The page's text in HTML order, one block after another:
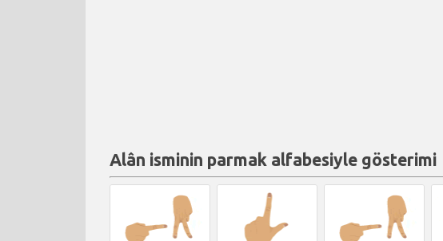
Alân isminin parmak alfabesiyle gösterimi